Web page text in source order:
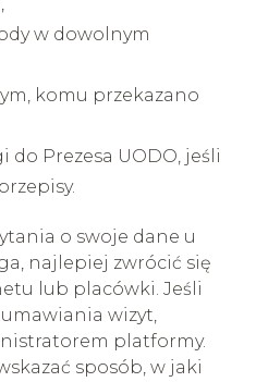
w dowolnym
komu przekazano
Prezesa UODO, jeśli
o swoje dane u
najlepiej zwrócić się
lub placówki. Jeśli
wizyt,
platformy.
sposób, w jaki